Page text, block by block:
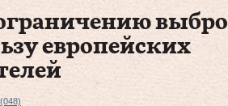
европейских